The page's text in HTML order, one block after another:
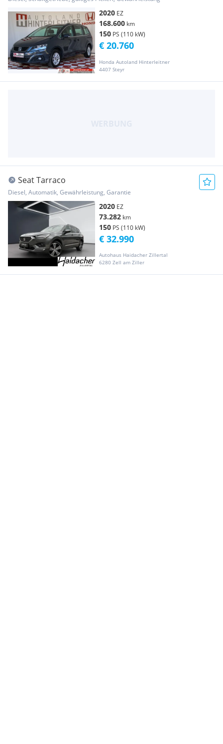
2020 EZ
168.600 km
150 PS (110 kW)
Honda Autoland Hinterleitner
4407 Steyr
€ 20.760
Seat Tarraco
Diesel, Automatik, Gewährleistung, Garantie
2020 EZ
73.282 km
150 PS (110 kW)
Autohaus Haidacher Zillertal
6280 Zell am Ziller
€ 32.990